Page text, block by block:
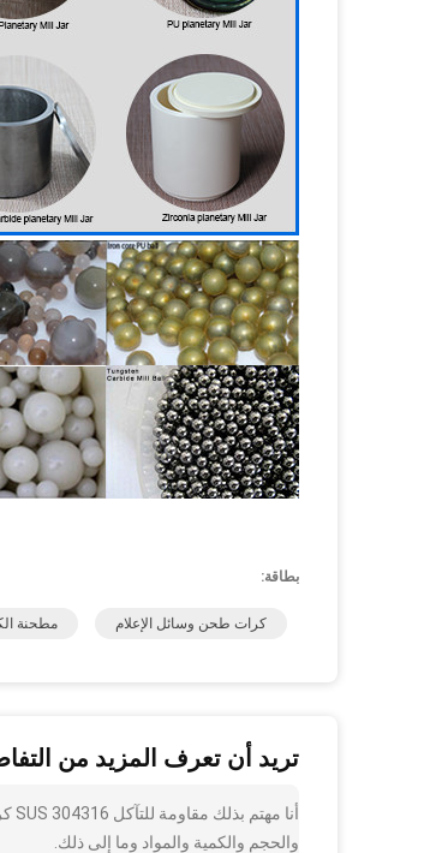
بطاقة:
كرات طحن وسائل الإعلام مطحنة
تريد أن تعرف المزيد من
والحجم والكمية والمواد وما إلى ذلك.